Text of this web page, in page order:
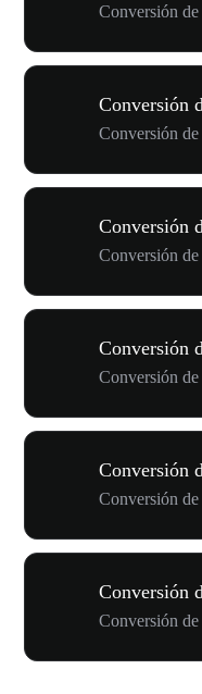
Conversión
Conversión
Conversión
Conversión
Conversión
Conversión
Conversión
Conversión
Conversión
Conversión